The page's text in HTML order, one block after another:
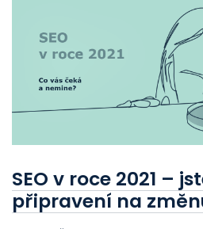
SEO v roce 2021 –
připravení na